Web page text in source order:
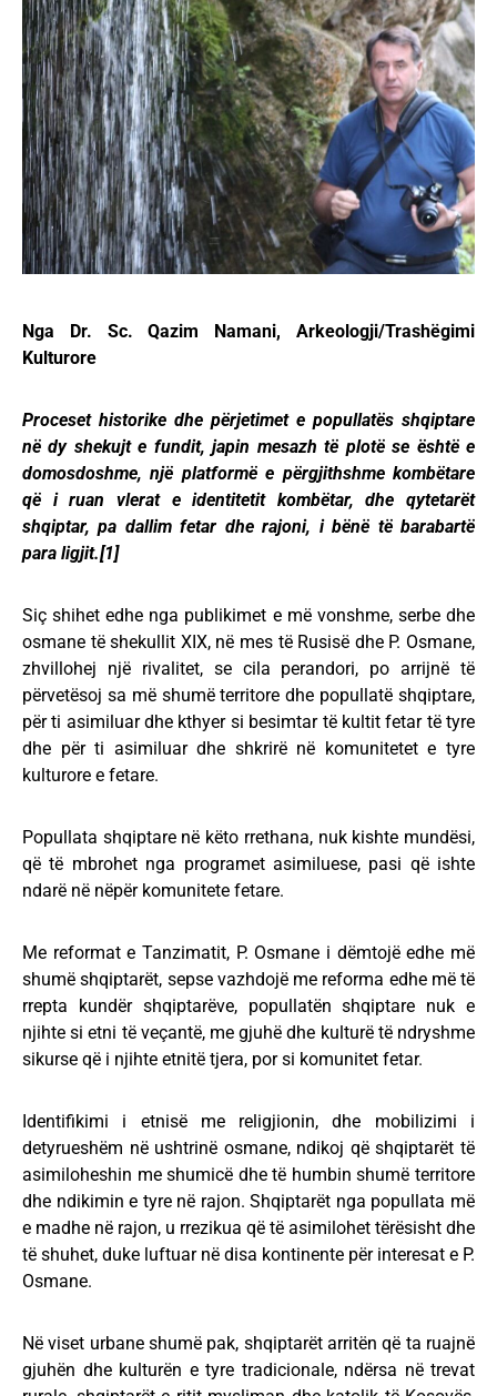
Nga Dr. Sc. Qazim Namani, Arkeologji/Trashëgimi
Kulturore
Proceset historike dhe përjetimet e popullatës shqiptare
në dy shekujt e fundit, japin mesazh të plotë se është e
domosdoshme, një platformë e përgjithshme kombëtare
që i ruan vlerat e identitetit kombëtar, dhe qytetarët
shqiptar, pa dallim fetar dhe rajoni, i bënë të barabartë
para ligjit.[1]
Siç shihet edhe nga publikimet e më vonshme, serbe dhe
osmane të shekullit XIX, në mes të Rusisë dhe P. Osmane,
zhvillohej një rivalitet, se cila perandori, po arrijnë të
përvetësoj sa më shumë territore dhe popullatë shqiptare,
për ti asimiluar dhe kthyer si besimtar të kultit fetar të tyre
dhe për ti asimiluar dhe shkrirë në komunitetet e tyre
kulturore e fetare.
Popullata shqiptare në këto rrethana, nuk kishte mundësi,
që të mbrohet nga programet asimiluese, pasi që ishte
ndarë në nëpër komunitete fetare.
Me reformat e Tanzimatit, P. Osmane i dëmtojë edhe më
shumë shqiptarët, sepse vazhdojë me reforma edhe më të
rrepta kundër shqiptarëve, popullatën shqiptare nuk e
njihte si etni të veçantë, me gjuhë dhe kulturë të ndryshme
sikurse që i njihte etnitë tjera, por si komunitet fetar.
Identifikimi i etnisë me religjionin, dhe mobilizimi i
detyrueshëm në ushtrinë osmane, ndikoj që shqiptarët të
asimiloheshin me shumicë dhe të humbin shumë territore
dhe ndikimin e tyre në rajon. Shqiptarët nga popullata më
e madhe në rajon, u rrezikua që të asimilohet tërësisht dhe
të shuhet, duke luftuar në disa kontinente për interesat e P.
Osmane.
Në viset urbane shumë pak, shqiptarët arritën që ta ruajnë
gjuhën dhe kulturën e tyre tradicionale, ndërsa në trevat